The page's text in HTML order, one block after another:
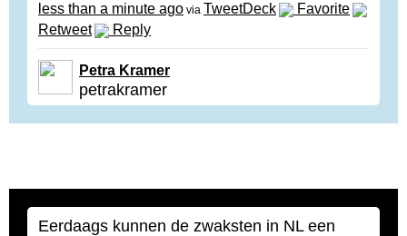
less than a minute ago via TweetDeck
Favorite
Retweet
Reply
Petra Kramer
petrakramer
Eerdaags kunnen de zwaksten in NL een